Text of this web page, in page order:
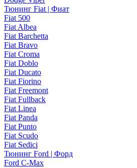
Тюнинг Fiat | Фиат
Fiat 500
Fiat Albea
Fiat Barchetta
Fiat Bravo
Fiat Croma
Fiat Doblo
Fiat Ducato
Fiat Fiorino
Fiat Freemont
Fiat Fullback
Fiat Linea
Fiat Panda
Fiat Punto
Fiat Scudo
Fiat Sedici
Тюнинг Ford | Форд
Ford C-Max